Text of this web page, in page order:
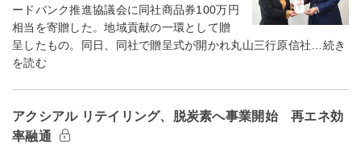
ードバンク推進協議会に同社商品券100万円
相当を寄贈した。地域貢献の一環として贈
呈したもの。同日、同社で贈呈式が開かれ丸山三行原信社…続き
を読む
アクシアル リテイリング、脱炭素へ事業開始 再エネ効
率融通